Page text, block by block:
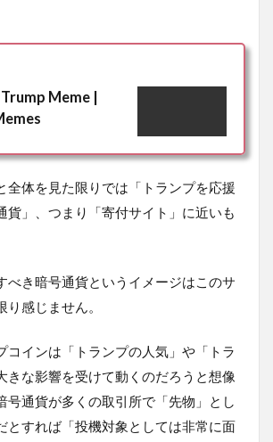
Meme |
全体を見た限りでは「トランプを応援
貨」、つまり「寄付サイト」に近いも
べき暗号通貨というイメージはこのサ
感じません。
コインは「トランプの人気」や「トラ
きな影響を受けて動くのだろうと想像
号通貨が多くの取引所で「先物」とし
とすれば「投機対象としては非常に面